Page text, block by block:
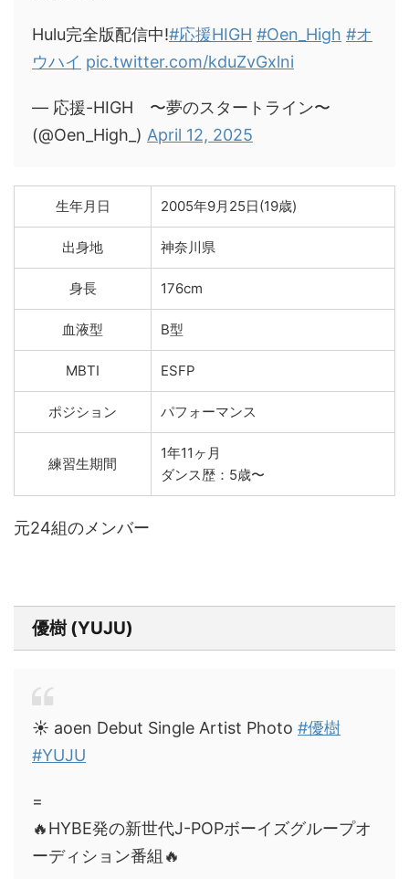
Hulu完全版配信中!#応援HIGH #Oen_High #オ
ウハイ pic.twitter.com/kduZvGxlni
— 応援-HIGH 〜夢のスタートライン〜
(@Oen_High_) April 12, 2025
生年月日 2005年9月25日(19歳)
出身地 神奈川県
身長 176cm
血液型 B型
MBTI ESFP
ポジション パフォーマンス
練習生期間
1年11ヶ月
ダンス歴：5歳〜
元24組のメンバー
優樹 (YUJU)
☀️ aoen Debut Single Artist Photo #優樹
#YUJU
=
🔥HYBE発の新世代J-POPボーイズグループオ
ーディション番組🔥